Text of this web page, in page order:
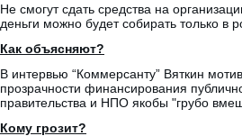
Не смогут сдать средства на
деньги можно будет собирать только в
Как объясняют?
В интервью “Коммерсанту” Вяткин
прозрачности финансирования
правительства и НПО якобы "грубо
Кому грозит?